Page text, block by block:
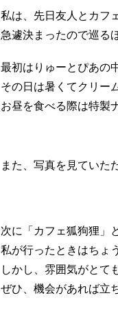
私は、先日友人とカフ
急遽決まったので巡る
最初はりゅーとぴあの
その日は暑くてクリー
お昼を食べる際は特製
また、写真を見ていた
次に「カフェ狐狗狸」
私が行ったときはちょ
しかし、雰囲気がとて
ぜひ、機会があれば立